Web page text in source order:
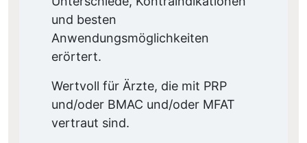
und besten
Anwendungsmöglichkeiten
erörtert.
Wertvoll für Ärzte, die mit PRP
und/oder BMAC und/oder MFAT
vertraut sind.